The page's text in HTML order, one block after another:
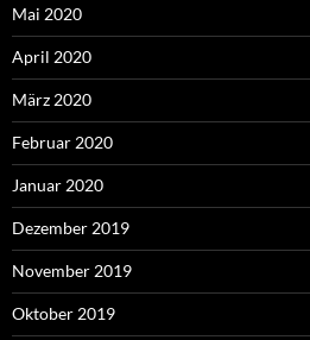
Mai 2020
April 2020
März 2020
Februar 2020
Januar 2020
Dezember 2019
November 2019
Oktober 2019